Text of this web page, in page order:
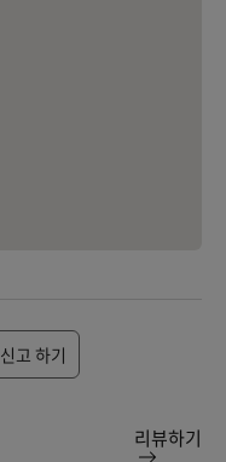
신고 하기
리뷰하기